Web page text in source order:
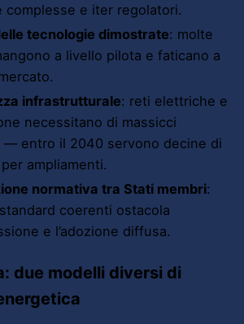
complesse e iter regolatori.
tecnologie dimostrate: molte
a livello pilota e faticano a
infrastrutturale: reti elettriche e
necessitano di massicci
— entro il 2040 servono decine di
ampliamenti.
normativa tra Stati membri:
standard coerenti ostacola
e l’adozione diffusa.
due modelli diversi di